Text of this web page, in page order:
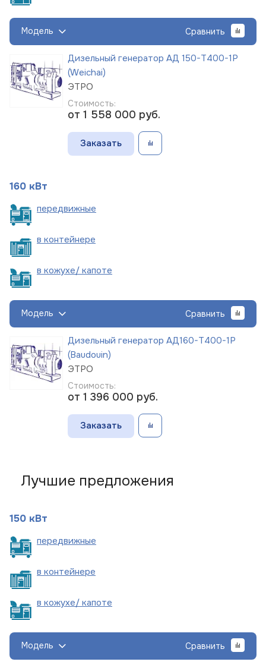
Модель Сравнить
Дизельный генератор АД 150-Т400-1Р
(Weichai)
ЭТРО
Стоимость:
от 1 558 000 руб.
Заказать
160 кВт
передвижные
в контейнере
в кожухе/ капоте
Модель Сравнить
Дизельный генератор АД160-Т400-1Р
(Baudouin)
ЭТРО
Стоимость:
от 1 396 000 руб.
Заказать
Лучшие предложения
150 кВт
передвижные
в контейнере
в кожухе/ капоте
Модель Сравнить